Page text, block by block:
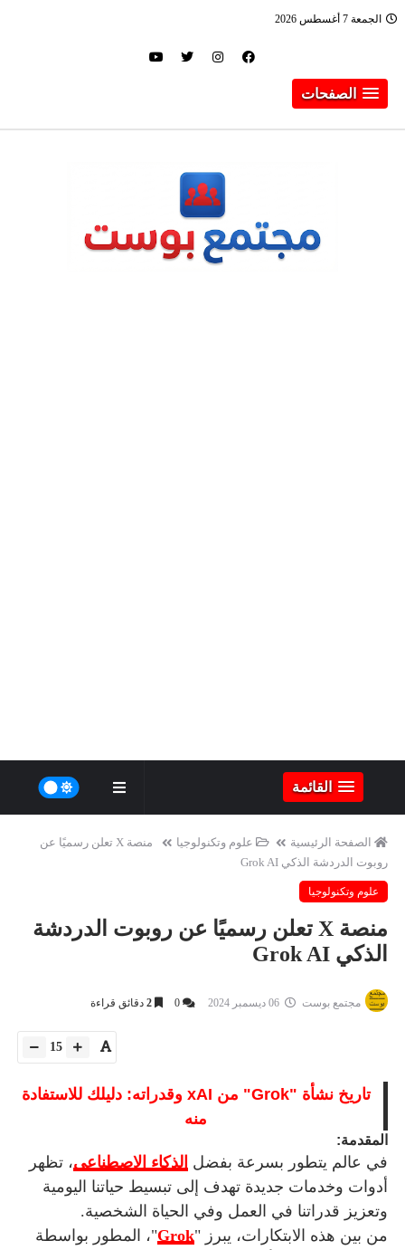
الجمعة 7 أغسطس 2026
الصفحات
القائمة
الصفحة الرئيسية علوم وتكنولوجيا
منصة X تعلن رسميًا عن
روبوت الدردشة الذكي Grok AI
علوم وتكنولوجيا
منصة X تعلن رسميًا عن روبوت الدردشة
الذكي Grok AI
مجتمع بوست 0
2 دقائق قراءة
15
تاريخ نشأة "Grok" من xAI وقدراته: دليلك للاستفادة
منه
المقدمة:
في عالم يتطور بسرعة بفضل الذكاء الاصطناعي، تظهر
أدوات وخدمات جديدة تهدف إلى تبسيط حياتنا اليومية
وتعزيز قدراتنا في العمل وفي الحياة الشخصية.
من بين هذه الابتكارات، يبرز "Grok"، المطور بواسطة